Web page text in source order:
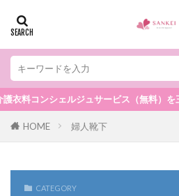
衣料コンシェルジュサービス（無料）を
HOME 婦人靴下
CATEGORY